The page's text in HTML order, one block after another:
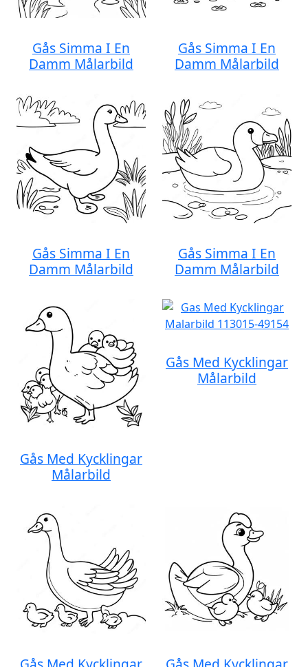
Gås Simma I En
Damm Målarbild
Gås Simma I En
Damm Målarbild
Gås Simma I En
Damm Målarbild
Gås Simma I En
Damm Målarbild
Gås Med Kycklingar
Målarbild
Gås Med Kycklingar
Målarbild